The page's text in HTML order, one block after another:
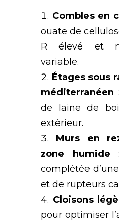
Combles en
ouate de
R élevé et
variable.
Étages sous
méditerranéen
de laine de
extérieur.
Murs en
zone humide
complétée
et de rupteurs
Cloisons
pour optimiser